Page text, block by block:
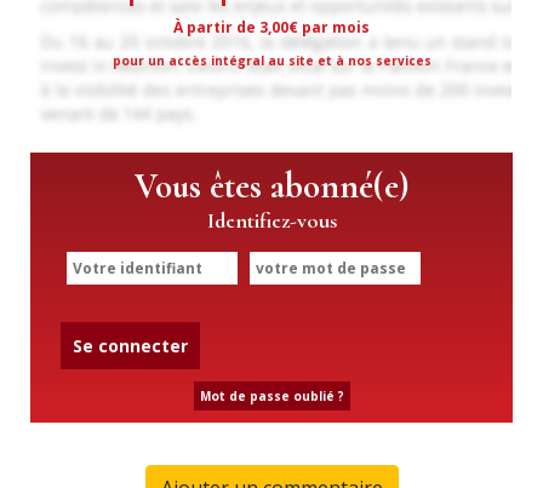
À partir de 3,00€ par mois
pour un accès intégral au site et à nos services
Vous êtes abonné(e)
Identifiez-vous
Se connecter
Mot de passe oublié ?